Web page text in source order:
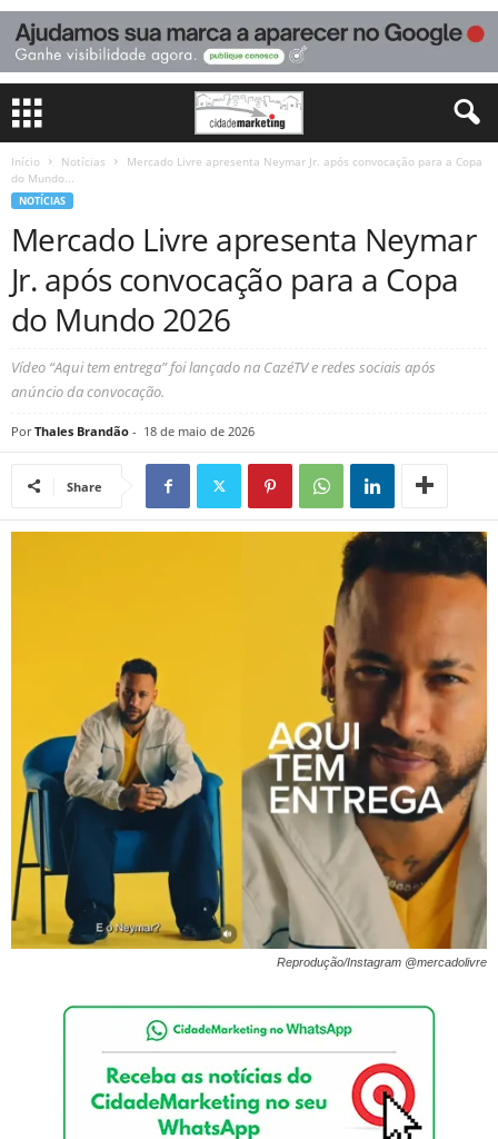
Início Notícias
Mercado Livre apresenta Neymar Jr. após convocação para a Copa
do Mundo...
NOTÍCIAS
Mercado Livre apresenta Neymar
Jr. após convocação para a Copa
do Mundo 2026
Vídeo “Aqui tem entrega” foi lançado na CazéTV e redes sociais após
anúncio da convocação.
Por Thales Brandão - 18 de maio de 2026
Share
Reprodução/Instagram @mercadolivre